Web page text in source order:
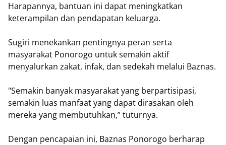
Harapannya, bantuan ini dapat meningkatkan
keterampilan dan pendapatan keluarga.
Sugiri menekankan pentingnya peran serta
masyarakat Ponorogo untuk semakin aktif
menyalurkan zakat, infak, dan sedekah melalui Baznas.
"Semakin banyak masyarakat yang berpartisipasi,
semakin luas manfaat yang dapat dirasakan oleh
mereka yang membutuhkan,” tuturnya.
Dengan pencapaian ini, Baznas Ponorogo berharap